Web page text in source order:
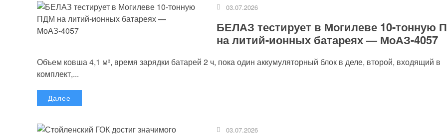
03.07.2026
БЕЛАЗ тестирует в Могилеве 10-тонную
на литий-ионных батареях — МоАЗ-4057
Объем ковша 4,1 м³, время зарядки батарей 2 ч, пока один аккумуляторный блок в деле, второй, входящий в
комплект,...
Далее
03.07.2026